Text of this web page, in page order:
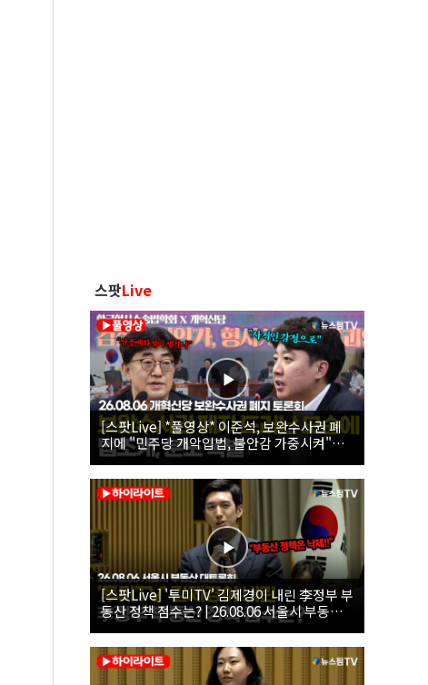
스팟Live
[스팟Live] *풀영상* 이준석, 보완수사권 폐
지에 "민주당 개악입법, 불안감 가중시켜"｜
26.08.06 개혁신당 보완수사권 폐지 토론회
[스팟Live] '투미TV' 김제경이 내린 李정부 부
동산 정책 점수는? | 26.08.06 서울시 부동산
대토론회